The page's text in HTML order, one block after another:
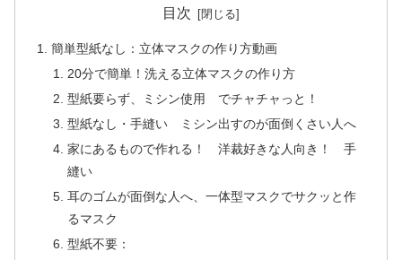
目次
簡単型紙なし：立体マスクの作り方動画
20分で簡単！洗える立体マスクの作り方
型紙要らず、ミシン使用 でチャチャっと！
型紙なし・手縫い ミシン出すのが面倒くさい人へ
家にあるもので作れる！ 洋裁好きな人向き！ 手
縫い
耳のゴムが面倒な人へ、一体型マスクでサクッと作
るマスク
型紙不要：